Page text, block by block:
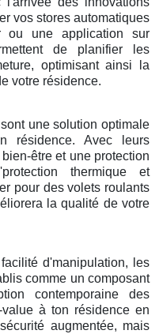
vos stores automatiques
ou une application sur
de planifier les
optimisant ainsi la
votre résidence.
une solution optimale
résidence. Avec leurs
être et une protection
thermique et
pour des volets roulants
la qualité de votre
d'manipulation, les
comme un composant
contemporaine des
à ton résidence en
augmentée, mais